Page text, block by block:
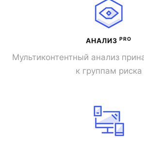
АНАЛИЗ PRO
Мультиконтентный анализ
к группам риска